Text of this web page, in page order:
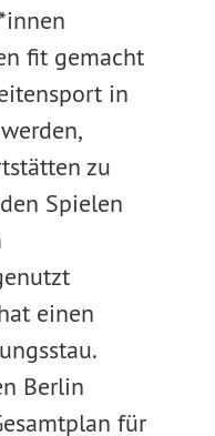
fit gemacht
in
zu
Spielen
einen
Berlin
für